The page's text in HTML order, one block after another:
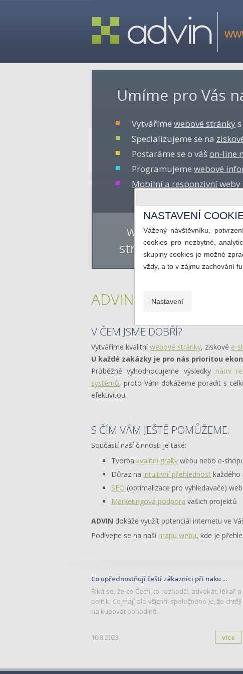
Umíme pro Vás
Vytváříme webové stránky
Specializujeme se na
Postaráme se o vášon-line
Programujeme webové
Mobilní a responzivníweby
www
stránky
e-
ADVIN - weby, e-
V ČEM JSME DOBŘÍ?
Vytváříme kvalitní webové stránky, ziskové e-
U každé zakázky je pro nás prioritou
Průběžně vyhodnocujeme výsledky námi
systémů, proto Vám dokážeme poradit s
efektivitou.
S ČÍM VÁM JEŠTĚ POMŮŽEME:
Součástí naší činnosti je také:
Tvorba kvalitní grafiky webu nebo e-
Důraz na intuitivní přehlednost každého
SEO (optimalizace pro vyhledavače)
Marketingová podpora vašich projektů
ADVIN dokáže využít potenciál internetu ve
Podívejte se na naši mapu webu, kde je
Co upřednostňují čeští zákazníci při naku ...
Říká se, že co Čech, to rozhodčí, advokát, lékař a
politik. Co mají ale všichni společného je, že chtějí
na kupovat pohodlně.
10.8.2023 více
NASTAVENÍ
Vážený návštěvníku,
cookies pro nezbytné,
skupiny cookies je možné
vždy, a to v zájmu zachování
Nastavení